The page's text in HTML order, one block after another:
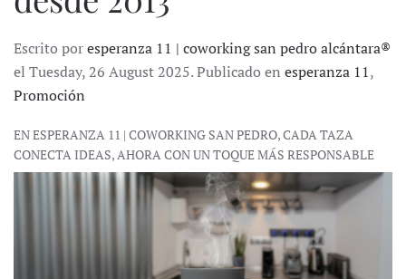
Escrito poresperanza 11 | coworking san pedro alcántara®
el Tuesday, 26 August 2025. Publicado en esperanza 11,
Promoción
EN ESPERANZA 11 | COWORKING SAN PEDRO, CADA TAZA
CONECTA IDEAS, AHORA CON UN TOQUE MÁS RESPONSABLE